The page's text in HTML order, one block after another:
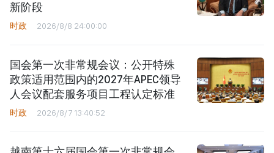
新阶段
时政 2026/8/8 24:00:00
国会第一次非常规会议：公开特殊
政策适用范围内的2027年APEC领导
人会议配套服务项目工程认定标准
时政 2026/8/7 13:40:52